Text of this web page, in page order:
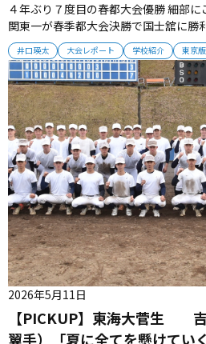
井口瑛太 大会レポート 学校紹介 東京版
４年ぶり７度目の春都大会優勝 細部
関東一が春季都大会決勝で国士舘に勝
東京制覇となった。攻守に完成度の高
切った。 甲子園出場の境界は紙一重
一。選抜出場の可能性は残されていた
なかっ...
【PICKUP】東海大菅生
翼手）「夏に全てを懸けていく
2026年5月11日